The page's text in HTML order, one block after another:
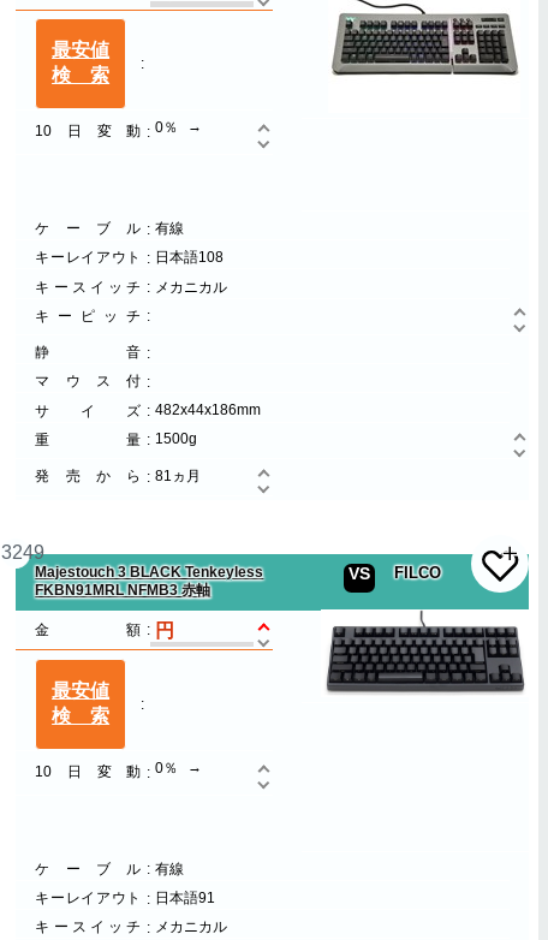
最安値
検索
10日変動 0％
ケーブル
有線
キーレイアウト
日本語108
キースイッチ
メカニカル
キーピッチ
静音
マウス付
サイズ
482x44x186mm
重量
1500g
発売から 81ヵ月
3249
Majestouch 3 BLACK Tenkeyless
FKBN91MRL NFMB3 赤軸
VS FILCO
金額
最安値
検索
10日変動 0％
ケーブル
有線
キーレイアウト
日本語91
キースイッチ
メカニカル